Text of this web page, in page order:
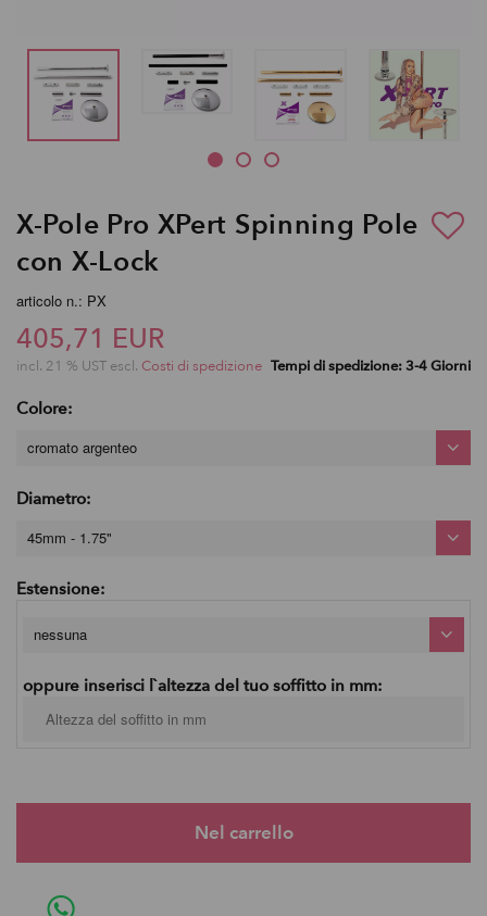
X-Pole Pro XPert Spinning Pole
con X-Lock
articolo n.: PX
405,71 EUR
incl. 21 % UST escl. Costi di spedizione Tempi di spedizione: 3-4 Giorni
Colore:
cromato argenteo
Diametro:
45mm - 1.75"
Estensione:
nessuna
oppure inserisci l`altezza del tuo soffitto in mm: